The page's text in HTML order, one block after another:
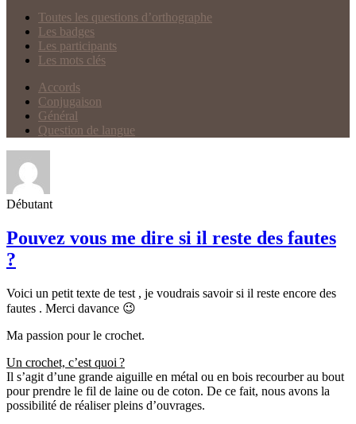
Toutes les questions d’orthographe
Les badges
Les participants
Les mots clés
Accords
Conjugaison
Général
Question de langue
Débutant
Pouvez vous me dire si il reste des fautes
?
Voici un petit texte de test , je voudrais savoir si il reste encore des
fautes . Merci davance 😉
Ma passion pour le crochet.
Un crochet, c’est quoi ?
Il s’agit d’une grande aiguille en métal ou en bois recourber au bout
pour prendre le fil de laine ou de coton. De ce fait, nous avons la
possibilité de réaliser pleins d’ouvrages.